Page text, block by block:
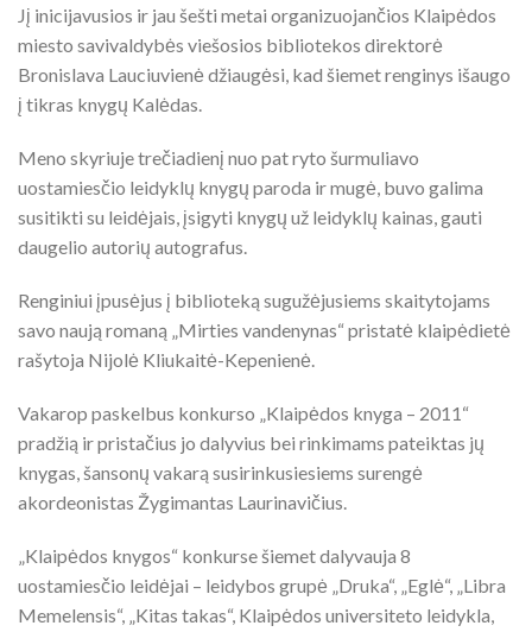
Jį inicijavusios ir jau šešti metai organizuojančios Klaipėdos
miesto savivaldybės viešosios bibliotekos direktorė
Bronislava Lauciuvienė džiaugėsi, kad šiemet renginys išaugo
į tikras knygų Kalėdas.
Meno skyriuje trečiadienį nuo pat ryto šurmuliavo
uostamiesčio leidyklų knygų paroda ir mugė, buvo galima
susitikti su leidėjais, įsigyti knygų už leidyklų kainas, gauti
daugelio autorių autografus.
Renginiui įpusėjus į biblioteką sugužėjusiems skaitytojams
savo naują romaną „Mirties vandenynas“ pristatė klaipėdietė
rašytoja Nijolė Kliukaitė-Kepenienė.
Vakarop paskelbus konkurso „Klaipėdos knyga – 2011“
pradžią ir pristačius jo dalyvius bei rinkimams pateiktas jų
knygas, šansonų vakarą susirinkusiesiems surengė
akordeonistas Žygimantas Laurinavičius.
„Klaipėdos knygos“ konkurse šiemet dalyvauja 8
uostamiesčio leidėjai – leidybos grupė „Druka“, „Eglė“, „Libra
Memelensis“, „Kitas takas“, Klaipėdos universiteto leidykla,